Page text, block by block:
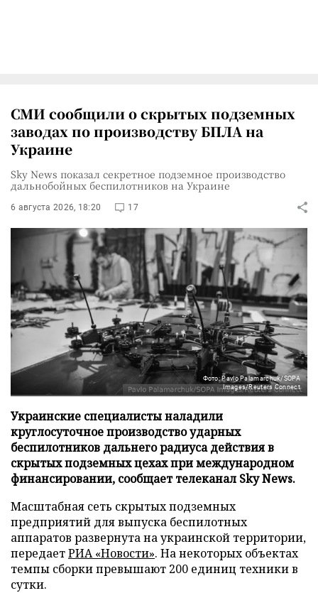
СМИ сообщили о скрытых подземных
заводах по производству БПЛА на
Украине
Sky News показал секретное подземное производство
дальнобойных беспилотников на Украине
6 августа 2026, 18:20 17
Фото: Pavlo Palamarchuk/SOPA
Images/Reuters Connect
Украинские специалисты наладили
круглосуточное производство ударных
беспилотников дальнего радиуса действия в
скрытых подземных цехах при международном
финансировании, сообщает телеканал Sky News.
Масштабная сеть скрытых подземных
предприятий для выпуска беспилотных
аппаратов развернута на украинской территории,
передаетРИА «Новости». На некоторых объектах
темпы сборки превышают 200 единиц техники в
сутки.